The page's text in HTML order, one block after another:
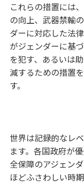
これらの措置には
の向上、武器禁輸
ダーに対応した法
がジェンダーに基
を犯す、あるいは
減するための措置
す。
世界は記録的なレ
ます。各国政府が
全保障のアジェン
ほどふさわしい時